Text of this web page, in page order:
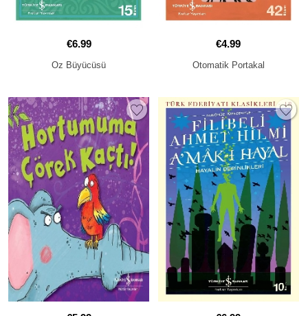
€6.99
Oz Büyücüsü
€4.99
Otomatik Portakal